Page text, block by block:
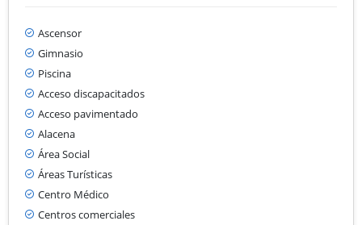
Ascensor
Gimnasio
Piscina
Acceso discapacitados
Acceso pavimentado
Alacena
Área Social
Áreas Turísticas
Centro Médico
Centros comerciales